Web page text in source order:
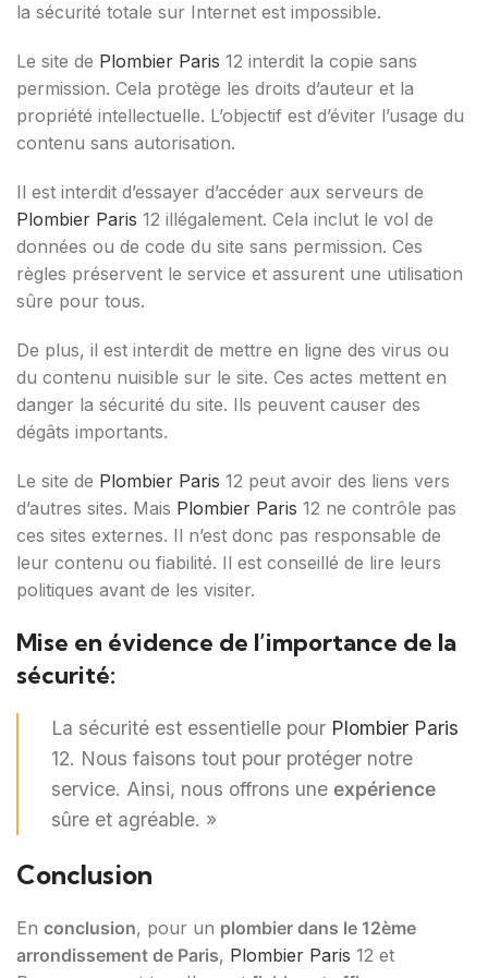
la sécurité totale sur Internet est impossible.
Le site de Plombier Paris 12 interdit la copie sans
permission. Cela protège les droits d’auteur et la
propriété intellectuelle. L’objectif est d’éviter l’usage du
contenu sans autorisation.
Il est interdit d’essayer d’accéder aux serveurs de
Plombier Paris 12 illégalement. Cela inclut le vol de
données ou de code du site sans permission. Ces
règles préservent le service et assurent une utilisation
sûre pour tous.
De plus, il est interdit de mettre en ligne des virus ou
du contenu nuisible sur le site. Ces actes mettent en
danger la sécurité du site. Ils peuvent causer des
dégâts importants.
Le site de Plombier Paris 12 peut avoir des liens vers
d’autres sites. Mais Plombier Paris 12 ne contrôle pas
ces sites externes. Il n’est donc pas responsable de
leur contenu ou fiabilité. Il est conseillé de lire leurs
politiques avant de les visiter.
Mise en évidence de l’importance de la
sécurité:
La sécurité est essentielle pour Plombier Paris
12. Nous faisons tout pour protéger notre
service. Ainsi, nous offrons une expérience
sûre et agréable. »
Conclusion
En conclusion, pour un plombier dans le 12ème
arrondissement de Paris, Plombier Paris 12 et